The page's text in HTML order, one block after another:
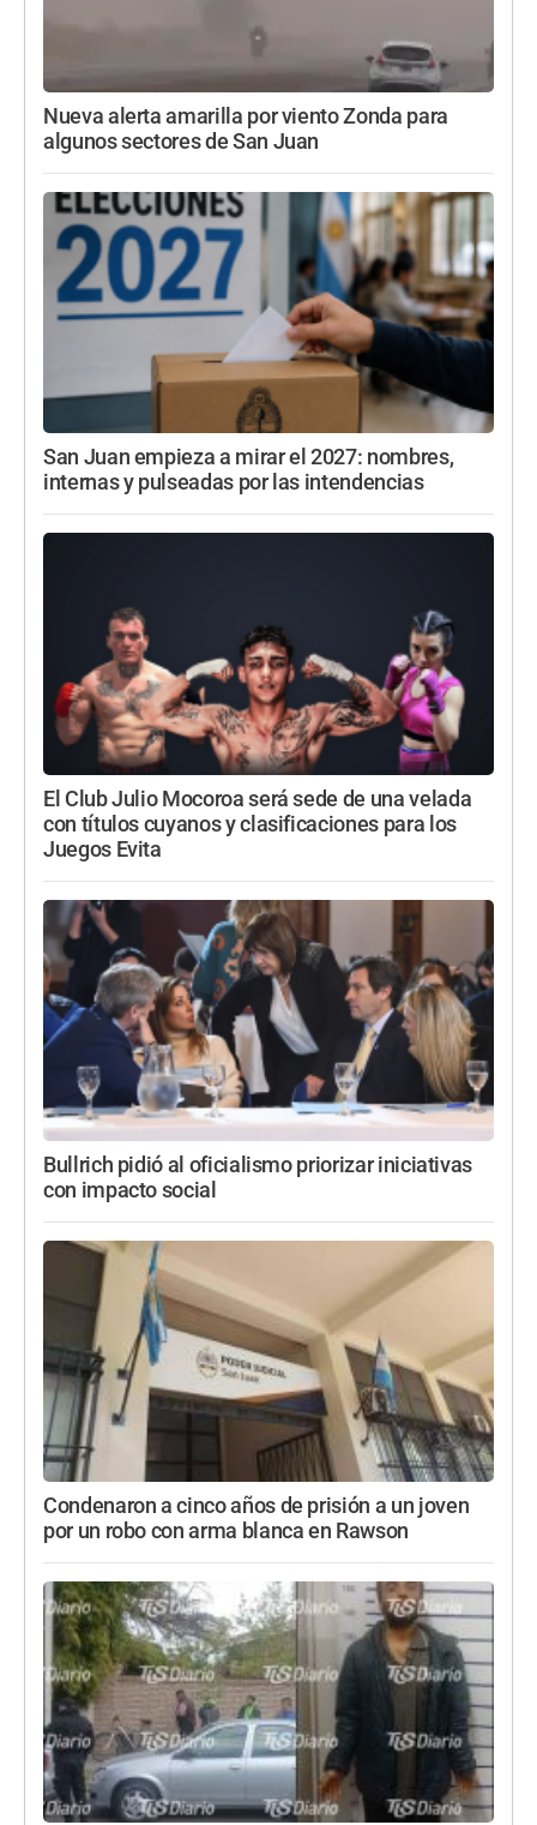
Nueva alerta amarilla por viento Zonda para
algunos sectores de San Juan
San Juan empieza a mirar el 2027: nombres,
internas y pulseadas por las intendencias
El Club Julio Mocoroa será sede de una velada
con títulos cuyanos y clasificaciones para los
Juegos Evita
Bullrich pidió al oficialismo priorizar iniciativas
con impacto social
Condenaron a cinco años de prisión a un joven
por un robo con arma blanca en Rawson